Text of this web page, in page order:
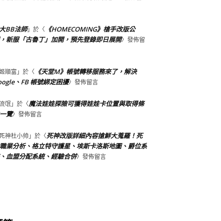
BB法師」於〈 《HOMECOMING》槍手改版公
新服「古魯丁」加開，預先登錄即日展開〉發佈留
順富 」於〈 《天堂M》帳號轉移服務來了，解決
、FB 帳號綁定困擾〉發佈留言
氓」於〈魔法娃娃探險可獲得娃娃卡位置與取得條
覽〉發佈留言
神杜小帅 」於〈死神改版詳細內容搶鮮大蒐羅！死
業分析、格立特守護星、埃斯卡洛斯地圖、爵位系
血盟分配系統、經驗合併〉發佈留言